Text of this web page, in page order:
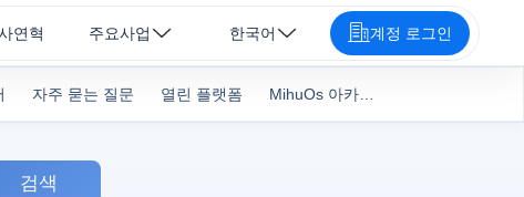
연혁 주요사업 한국어 계정 로그인
자주 묻는 질문 열린 플랫폼
검색